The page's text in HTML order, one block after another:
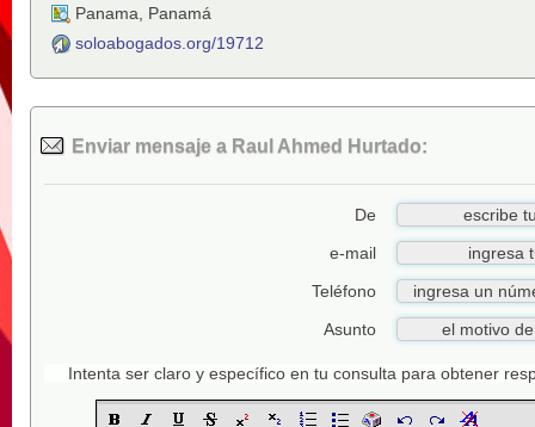
Panama
Panamá
soloabogados.org/19712
Enviar mensaje a Raul Ahmed Hurtado:
De
e-mail
Teléfono
Asunto
Intenta ser claro y específico en tu consulta para obtener